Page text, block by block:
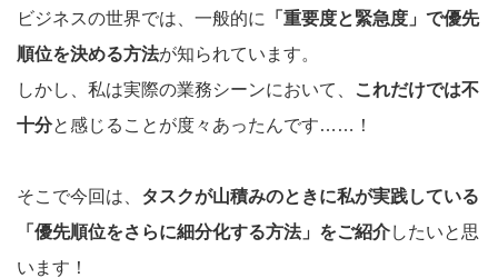
ビジネスの世界では、一般的に
「重要度と緊急度」で優先
順位を決める方法が知られています。
しかし、私は実際の業務シーンにおいて、
これだけでは不
十分と感じることが度々あったんです……！
そこで今回は、 タスクが山積みのときに私が実践している
「優先順位をさらに細分化する方法」をご紹介したいと思
います！